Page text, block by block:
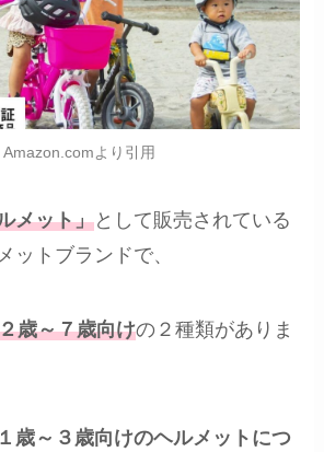
Amazon.comより引用
メット」として販売されている
ットブランドで、
歳～７歳向けの２種類がありま
１歳～３歳向けのヘルメットにつ